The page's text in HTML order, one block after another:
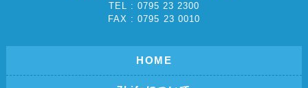
TEL : 0795 23 2300
FAX : 0795 23 0010
HOME